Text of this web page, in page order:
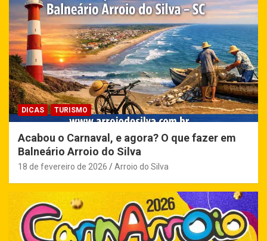
DICAS TURISMO
Acabou o Carnaval, e agora? O que fazer em
Balneário Arroio do Silva
18 de fevereiro de 2026 Arroio do Silva